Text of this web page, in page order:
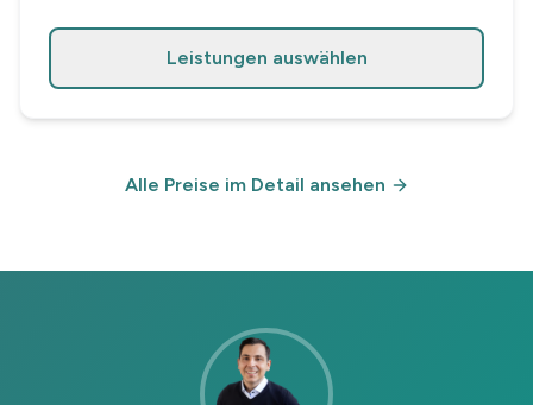
Leistungen auswählen
Alle Preise im Detail ansehen